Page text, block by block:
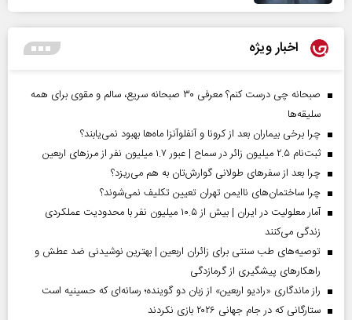
اخبار ویژه
صبحانه چی درست کنم؟ معرفی ۳۰ صبحانه سریع، سالم و مقوی برای همه
سلیقه‌ها
چرا برخی بیماران بعد از کرونا و آنفلوآنزا ماه‌ها بهبود نمی‌یابند؟
ثبت‌نام ۲.۵ میلیون زائر در سماح | عبور ۱.۷ میلیون نفر از مرز‌های اربعین
چرا بعد از سفرهای طولانی گوارش‌تان به هم می‌ریزد؟
چرا ساختمان‌های ناایمن تهران تعیین تکلیف نمی‌شوند؟
آمار معلولیت در ایران | بیش از ۱۰.۵ میلیون نفر با محدودیت عملکردی
زندگی می‌کنند
توصیه‌های طب سنتی برای زائران اربعین | بهترین نوشیدنی ضد عطش و
راهکارهای پیشگیری از گرمازدگی
راز ماندگاری «رادیو اربعین» از زبان دو گوینده؛ رسانه‌ای که حسینیه است
ستارگانی که در جام جهانی ۲۰۲۶ بازی نکردند